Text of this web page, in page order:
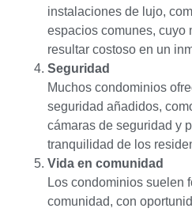
instalaciones de lujo,
espacios comunes, cuyo
resultar costoso en un
Seguridad
Muchos condominios
seguridad añadidos,
cámaras de seguridad y
tranquilidad de los
Vida en comunidad
Los condominios suelen
comunidad, con